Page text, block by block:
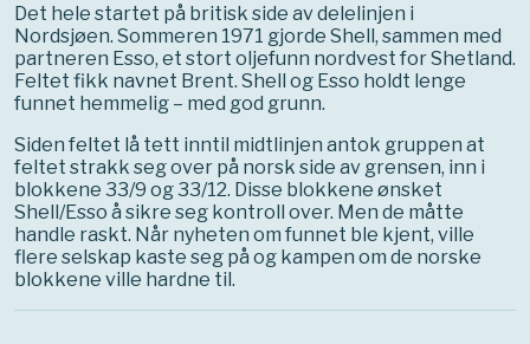
Det hele startet på britisk side av delelinjen i
Nordsjøen. Sommeren 1971 gjorde Shell, sammen med
partneren Esso, et stort oljefunn nordvest for Shetland.
Feltet fikk navnet Brent. Shell og Esso holdt lenge
funnet hemmelig – med god grunn.
Siden feltet lå tett inntil midtlinjen antok gruppen at
feltet strakk seg over på norsk side av grensen, inn i
blokkene 33/9 og 33/12. Disse blokkene ønsket
Shell/Esso å sikre seg kontroll over. Men de måtte
handle raskt. Når nyheten om funnet ble kjent, ville
flere selskap kaste seg på og kampen om de norske
blokkene ville hardne til.